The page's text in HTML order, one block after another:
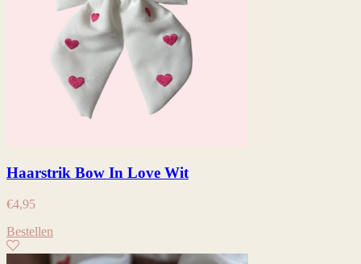
Haarstrik Bow In Love Wit
€4,95
Bestellen